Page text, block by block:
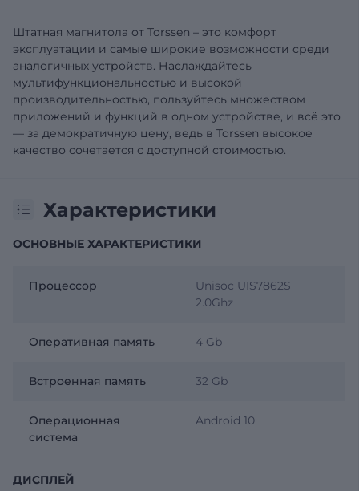
Штатная магнитола от Torssen – это комфорт
эксплуатации и самые широкие возможности среди
аналогичных устройств. Наслаждайтесь
мультифункциональностью и высокой
производительностью, пользуйтесь множеством
приложений и функций в одном устройстве, и всё это
— за демократичную цену, ведь в Torssen высокое
качество сочетается с доступной стоимостью.
Характеристики
ОСНОВНЫЕ ХАРАКТЕРИСТИКИ
Процессор
Unisoc UIS7862S
2.0Ghz
Оперативная память 4 Gb
Встроенная память 32 Gb
Операционная
система
Android 10
ДИСПЛЕЙ